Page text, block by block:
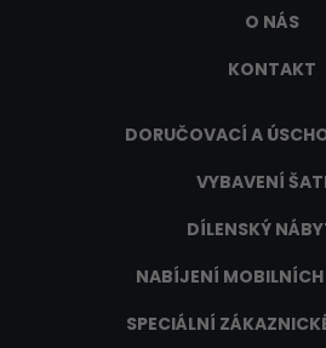
O NÁS
KONTAKT
DORUČOVACÍ A
VYBAVENÍ
DÍLENSKÝ
NABÍJENÍ
SPECIÁLNÍ